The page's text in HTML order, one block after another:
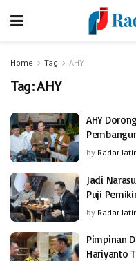
Home Tag AHY
Tag:AHY
AHY
by Radar
Jadi
Puji
by Radar
Pimpinan
Hariyanto